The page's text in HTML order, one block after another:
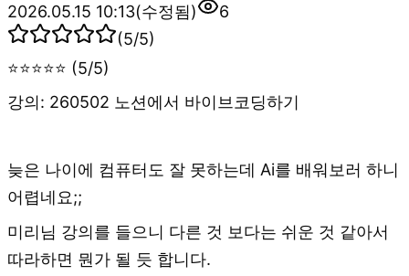
2026.05.15 10:13(수정됨)
6
(5/5)
⭐⭐⭐⭐⭐ (5/5)
강의: 260502 노션에서 바이브코딩하기
늦은 나이에 컴퓨터도 잘 못하는데 Ai를 배워보러 하니
어렵네요;;
미리님 강의를 들으니 다른 것 보다는 쉬운 것 같아서
따라하면 뭔가 될 듯 합니다.